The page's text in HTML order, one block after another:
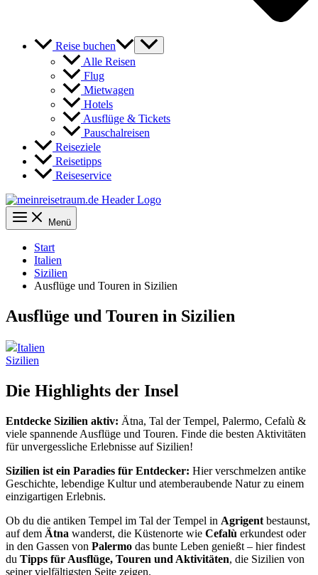
Reise buchen
Alle Reisen
Flug
Mietwagen
Hotels
Ausflüge & Tickets
Pauschalreisen
Reiseziele
Reisetipps
Reiseservice
Menü
Start
Italien
Sizilien
Ausflüge und Touren in Sizilien
Ausflüge und Touren in Sizilien
Italien
Sizilien
Die Highlights der Insel
Entdecke Sizilien aktiv: Ätna, Tal der Tempel, Palermo, Cefalù &
viele spannende Ausflüge und Touren. Finde die besten Aktivitäten
für unvergessliche Erlebnisse auf Sizilien!
Sizilien ist ein Paradies für Entdecker: Hier verschmelzen antike
Geschichte, lebendige Kultur und atemberaubende Natur zu einem
einzigartigen Erlebnis.
Ob du die antiken Tempel im Tal der Tempel in Agrigent bestaunst,
auf dem Ätna wanderst, die Küstenorte wie Cefalù erkundest oder
in den Gassen von Palermo das bunte Leben genießt – hier findest
du Tipps für Ausflüge, Touren und Aktivitäten, die Sizilien von
seiner vielfältigsten Seite zeigen.